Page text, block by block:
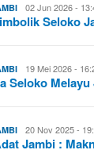
02 Jun 2026 -
Seloko
19 Mei 2026 -
Seloko
20 Nov 2025 -
Jambi :